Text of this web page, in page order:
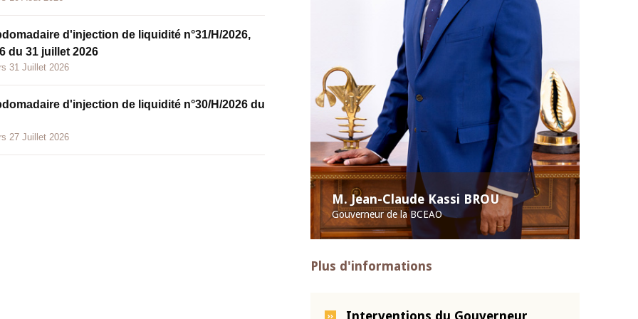
M. Jean-Claude Kassi BROU
Gouverneur de la BCEAO
Plus d'informations
Interventions du Gouverneur
d'injection de liquidité n°31/H/2026,
du 31 juillet 2026
31 Juillet 2026
d'injection de liquidité n°30/H/2026 du
27 Juillet 2026